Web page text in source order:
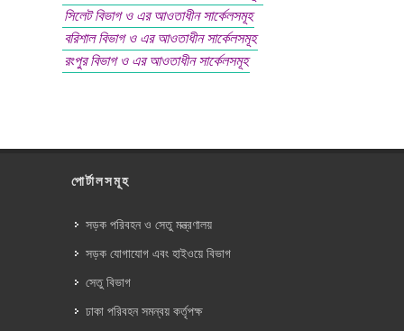
সিলেট বিভাগ ও এর আওতাধীন সার্কেলসমূহ
বরিশাল বিভাগ ও এর আওতাধীন সার্কেলসমূহ
রংপুর বিভাগ ও এর আওতাধীন সার্কেলসমূহ
পোর্টালসমূহ
সড়ক পরিবহন ও সেতু মন্ত্রণালয়
সড়ক যোগাযোগ এবং হাইওয়ে বিভাগ
সেতু বিভাগ
ঢাকা পরিবহন সমন্বয় কর্তৃপক্ষ